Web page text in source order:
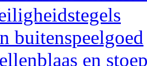
buitenspeelgoed
en